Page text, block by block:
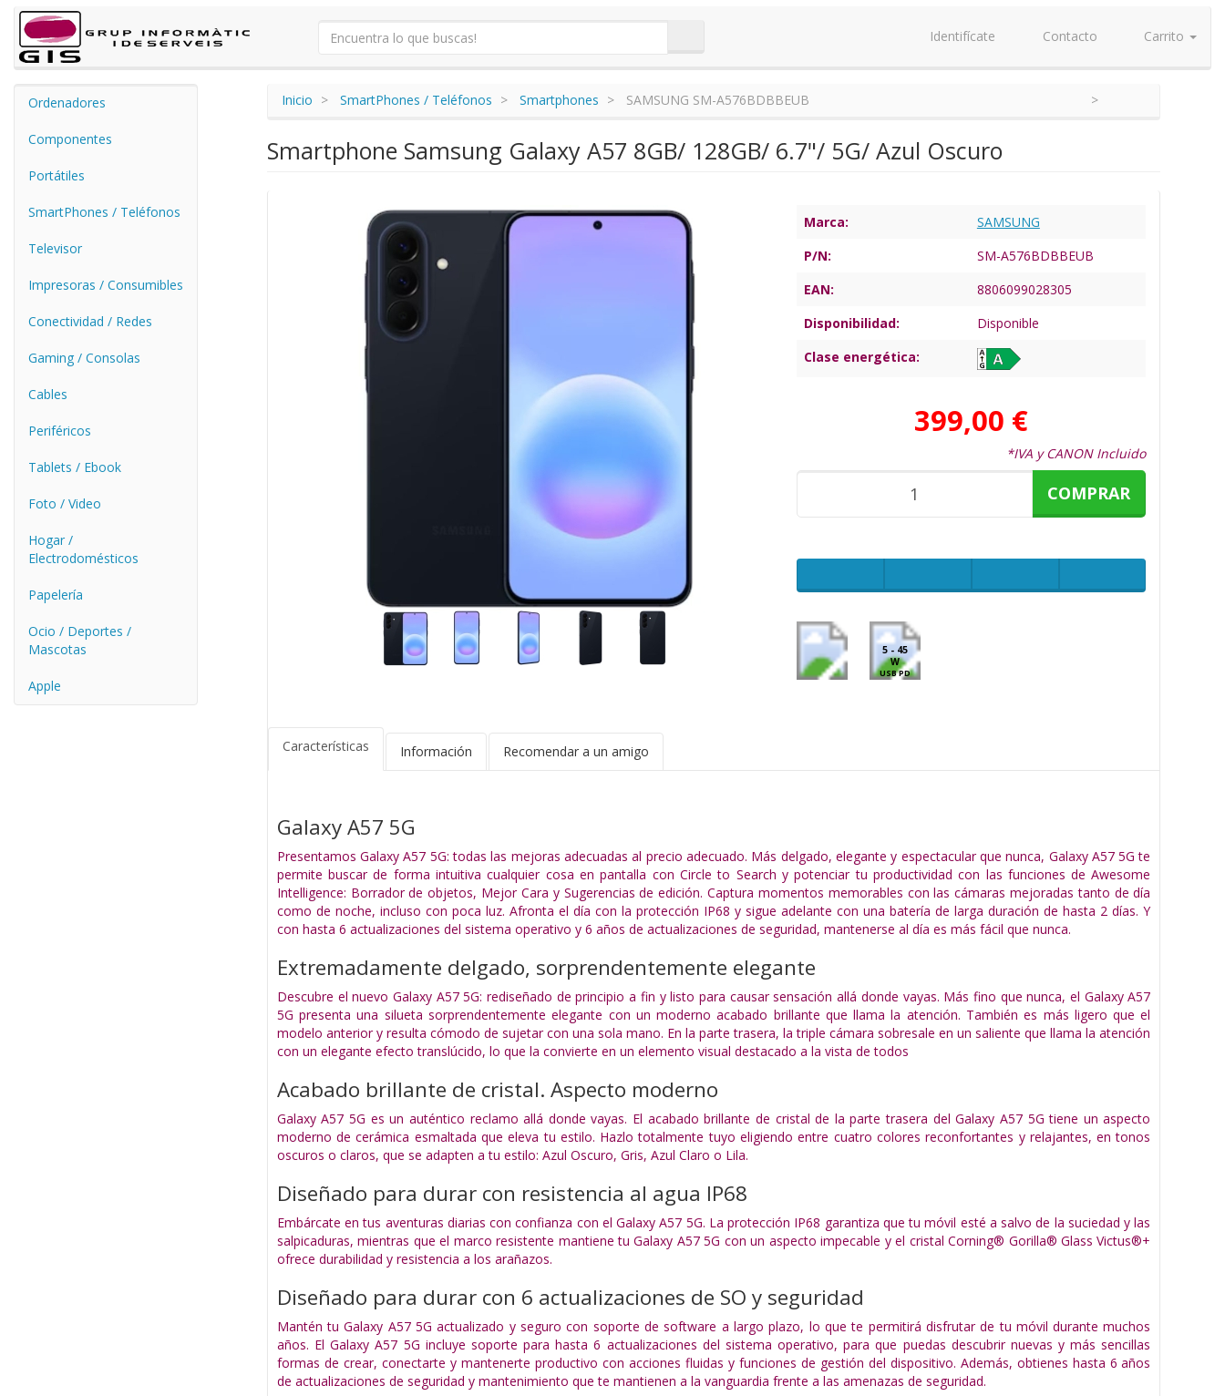
Identifícate Contacto Carrito
Ordenadores
Componentes
Portátiles
SmartPhones / Teléfonos
Televisor
Impresoras / Consumibles
Conectividad / Redes
Gaming / Consolas
Cables
Periféricos
Tablets / Ebook
Foto / Video
Hogar /
Electrodomésticos
Papelería
Ocio / Deportes /
Mascotas
Apple
Inicio SmartPhones / Teléfonos Smartphones SAMSUNG SM-A576BDBBEUB
Smartphone Samsung Galaxy A57 8GB/ 128GB/ 6.7"/ 5G/ Azul Oscuro
Marca:
SAMSUNG
P/N:
SM-A576BDBBEUB
EAN:
8806099028305
Disponibilidad:
Disponible
Clase energética:
399,00 €
*IVA y CANON Incluido
COMPRAR
5 - 45
W
USB PD
Características Información Recomendar a un amigo
Galaxy A57 5G
Presentamos Galaxy A57 5G: todas las mejoras adecuadas al precio adecuado. Más delgado, elegante y espectacular que nunca, Galaxy A57 5G te
permite buscar de forma intuitiva cualquier cosa en pantalla con Circle to Search y potenciar tu productividad con las funciones de Awesome
Intelligence: Borrador de objetos, Mejor Cara y Sugerencias de edición. Captura momentos memorables con las cámaras mejoradas tanto de día
como de noche, incluso con poca luz. Afronta el día con la protección IP68 y sigue adelante con una batería de larga duración de hasta 2 días. Y
con hasta 6 actualizaciones del sistema operativo y 6 años de actualizaciones de seguridad, mantenerse al día es más fácil que nunca.
Extremadamente delgado, sorprendentemente elegante
Descubre el nuevo Galaxy A57 5G: rediseñado de principio a fin y listo para causar sensación allá donde vayas. Más fino que nunca, el Galaxy A57
5G presenta una silueta sorprendentemente elegante con un moderno acabado brillante que llama la atención. También es más ligero que el
modelo anterior y resulta cómodo de sujetar con una sola mano. En la parte trasera, la triple cámara sobresale en un saliente que llama la atención
con un elegante efecto translúcido, lo que la convierte en un elemento visual destacado a la vista de todos
Acabado brillante de cristal. Aspecto moderno
Galaxy A57 5G es un auténtico reclamo allá donde vayas. El acabado brillante de cristal de la parte trasera del Galaxy A57 5G tiene un aspecto
moderno de cerámica esmaltada que eleva tu estilo. Hazlo totalmente tuyo eligiendo entre cuatro colores reconfortantes y relajantes, en tonos
oscuros o claros, que se adapten a tu estilo: Azul Oscuro, Gris, Azul Claro o Lila.
Diseñado para durar con resistencia al agua IP68
Embárcate en tus aventuras diarias con confianza con el Galaxy A57 5G. La protección IP68 garantiza que tu móvil esté a salvo de la suciedad y las
salpicaduras, mientras que el marco resistente mantiene tu Galaxy A57 5G con un aspecto impecable y el cristal Corning® Gorilla® Glass Victus®+
ofrece durabilidad y resistencia a los arañazos.
Diseñado para durar con 6 actualizaciones de SO y seguridad
Mantén tu Galaxy A57 5G actualizado y seguro con soporte de software a largo plazo, lo que te permitirá disfrutar de tu móvil durante muchos
años. El Galaxy A57 5G incluye soporte para hasta 6 actualizaciones del sistema operativo, para que puedas descubrir nuevas y más sencillas
formas de crear, conectarte y mantenerte productivo con acciones fluidas y funciones de gestión del dispositivo. Además, obtienes hasta 6 años
de actualizaciones de seguridad y mantenimiento que te mantienen a la vanguardia frente a las amenazas de seguridad.